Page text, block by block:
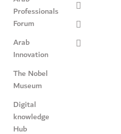
Professionals
Forum
Arab
Innovation
The Nobel
Museum
Digital
knowledge
Hub